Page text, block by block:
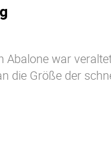
war
die Größe der